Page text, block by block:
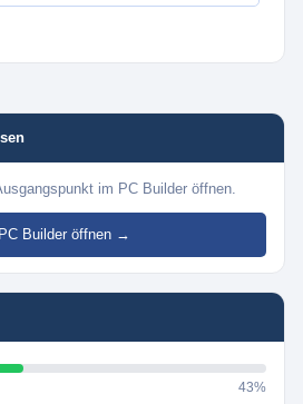
im PC Builder öffnen.
Builder öffnen →
43%